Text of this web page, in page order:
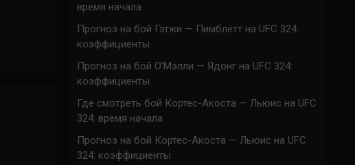
время начала
Прогноз на бой Гэтжи — Пимблетт на UFC 324:
коэффициенты
Прогноз на бой О’Мэлли — Ядонг на UFC 324:
коэффициенты
Где смотреть бой Кортес-Акоста — Льюис на UFC
324: время начала
Прогноз на бой Кортес-Акоста — Льюис на UFC
324: коэффициенты